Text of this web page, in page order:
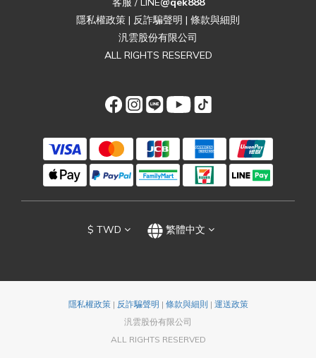
隱私權政策 | 反詐騙聲明 | 條款與細則
汎雲股份有限公司
ALL RIGHTS RESERVED
$ TWD 繁體中文
隱私權政策| 反詐騙聲明 | 條款與細則 | 運送政策
汎雲股份有限公司
ALL RIGHTS RESERVED